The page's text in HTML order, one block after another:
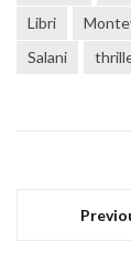
Libri
Salani